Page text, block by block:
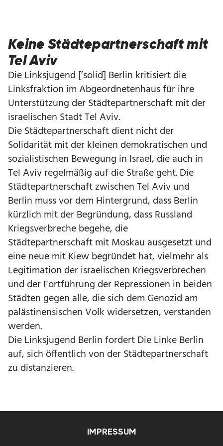
Keine Städtepartnerschaft mit
Tel Aviv
Die Linksjugend [’solid] Berlin kritisiert die
Linksfraktion im Abgeordnetenhaus für ihre
Unterstützung der Städtepartnerschaft mit der
israelischen Stadt Tel Aviv.
Die Städtepartnerschaft dient nicht der
Solidarität mit der kleinen demokratischen und
sozialistischen Bewegung in Israel, die auch in
Tel Aviv regelmäßig auf die Straße geht. Die
Städtepartnerschaft zwischen Tel Aviv und
Berlin muss vor dem Hintergrund, dass Berlin
kürzlich mit der Begründung, dass Russland
Kriegsverbreche begehe, die
Städtepartnerschaft mit Moskau ausgesetzt und
eine neue mit Kiew begründet hat, vielmehr als
Legitimation der israelischen Kriegsverbrechen
und der Fortführung der Repressionen in beiden
Städten gegen alle, die sich dem Genozid am
palästinensischen Volk widersetzen, verstanden
werden.
Die Linksjugend Berlin fordert Die Linke Berlin
auf, sich öffentlich von der Städtepartnerschaft
zu distanzieren.
IMPRESSUM